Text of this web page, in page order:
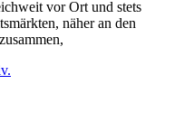
vor Ort und stets
näher an den